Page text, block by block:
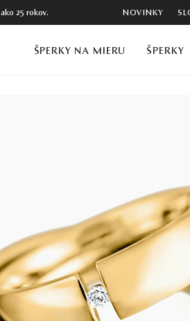
25 rokov. NOVINKY
ŠPERKY NA MIERU ŠPERKY